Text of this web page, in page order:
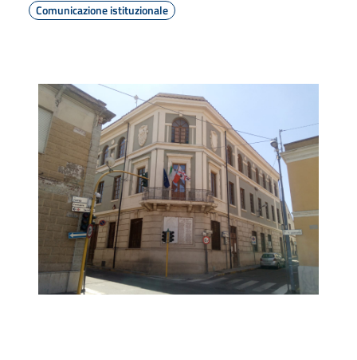
Comunicazione istituzionale